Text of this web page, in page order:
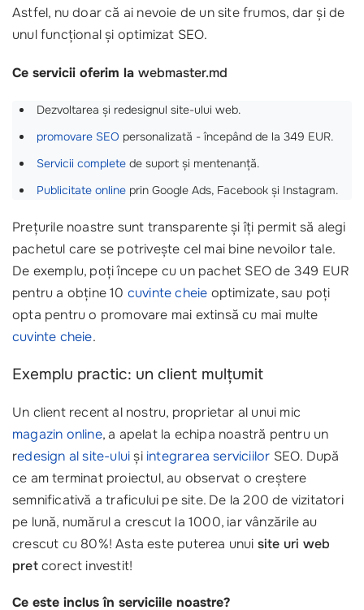
Astfel, nu doar că ai nevoie de un site frumos, dar și de
unul funcțional și optimizat SEO.
Ce servicii oferim la webmaster.md
Dezvoltarea și redesignul site-ului web.
promovare SEO personalizată - începând de la 349 EUR.
Servicii complete de suport și mentenanță.
Publicitate online prin Google Ads, Facebook și Instagram.
Prețurile noastre sunt transparente și îți permit să alegi
pachetul care se potrivește cel mai bine nevoilor tale.
De exemplu, poți începe cu un pachet SEO de 349 EUR
pentru a obține 10 cuvinte cheie optimizate, sau poți
opta pentru o promovare mai extinsă cu mai multe
cuvinte cheie.
Exemplu practic: un client mulțumit
Un client recent al nostru, proprietar al unui mic
magazin online, a apelat la echipa noastră pentru un
redesign al site-uluiși integrarea serviciilor SEO. După
ce am terminat proiectul, au observat o creștere
semnificativă a traficului pe site. De la 200 de vizitatori
pe lună, numărul a crescut la 1000, iar vânzările au
crescut cu 80%! Asta este puterea unui site uri web
pretcorect investit!
Ce este inclus în serviciile noastre?